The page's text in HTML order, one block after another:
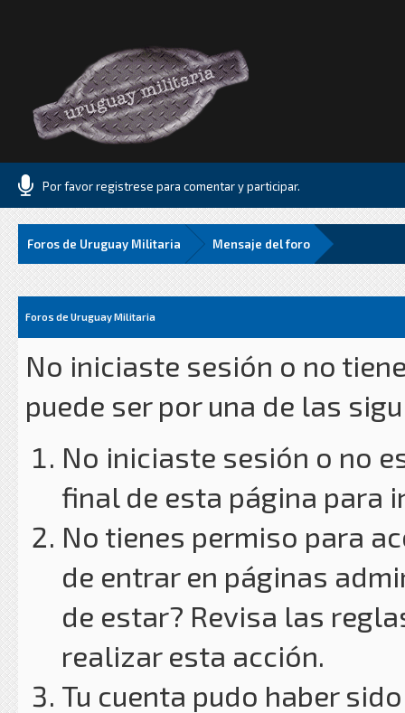
Por favor registrese para comentar y participar.
Foros de Uruguay Militaria Mensaje del foro
Foros de Uruguay Militaria
No iniciaste sesión o no
puede ser por una de las
No iniciaste sesión o no
final de esta página para
No tienes permiso para
de entrar en páginas
de estar? Revisa las
realizar esta acción.
Tu cuenta pudo haber